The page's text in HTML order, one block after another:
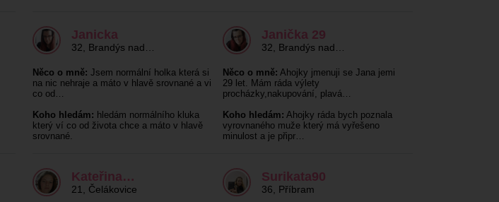
Janicka
32 Brandýs nad…
Něco o mně: Jsem normální holka která si
na nic nehraje a máto v hlavě srovnané a vi
co od…
Koho hledám: hledám normálního kluka
který ví co od života chce a máto v hlavě
srovnané.
Janička 29
32 Brandýs nad…
Něco o mně: Ahojky jmenuji se Jana jemi
29 let. Mám ráda výlety
procházky,nakupování, plavá…
Koho hledám: Ahojky ráda bych poznala
vyrovnaného muže který má vyřešeno
minulost a je připr…
Kateřina…
21 Čelákovice
Surikata90
36 Příbram